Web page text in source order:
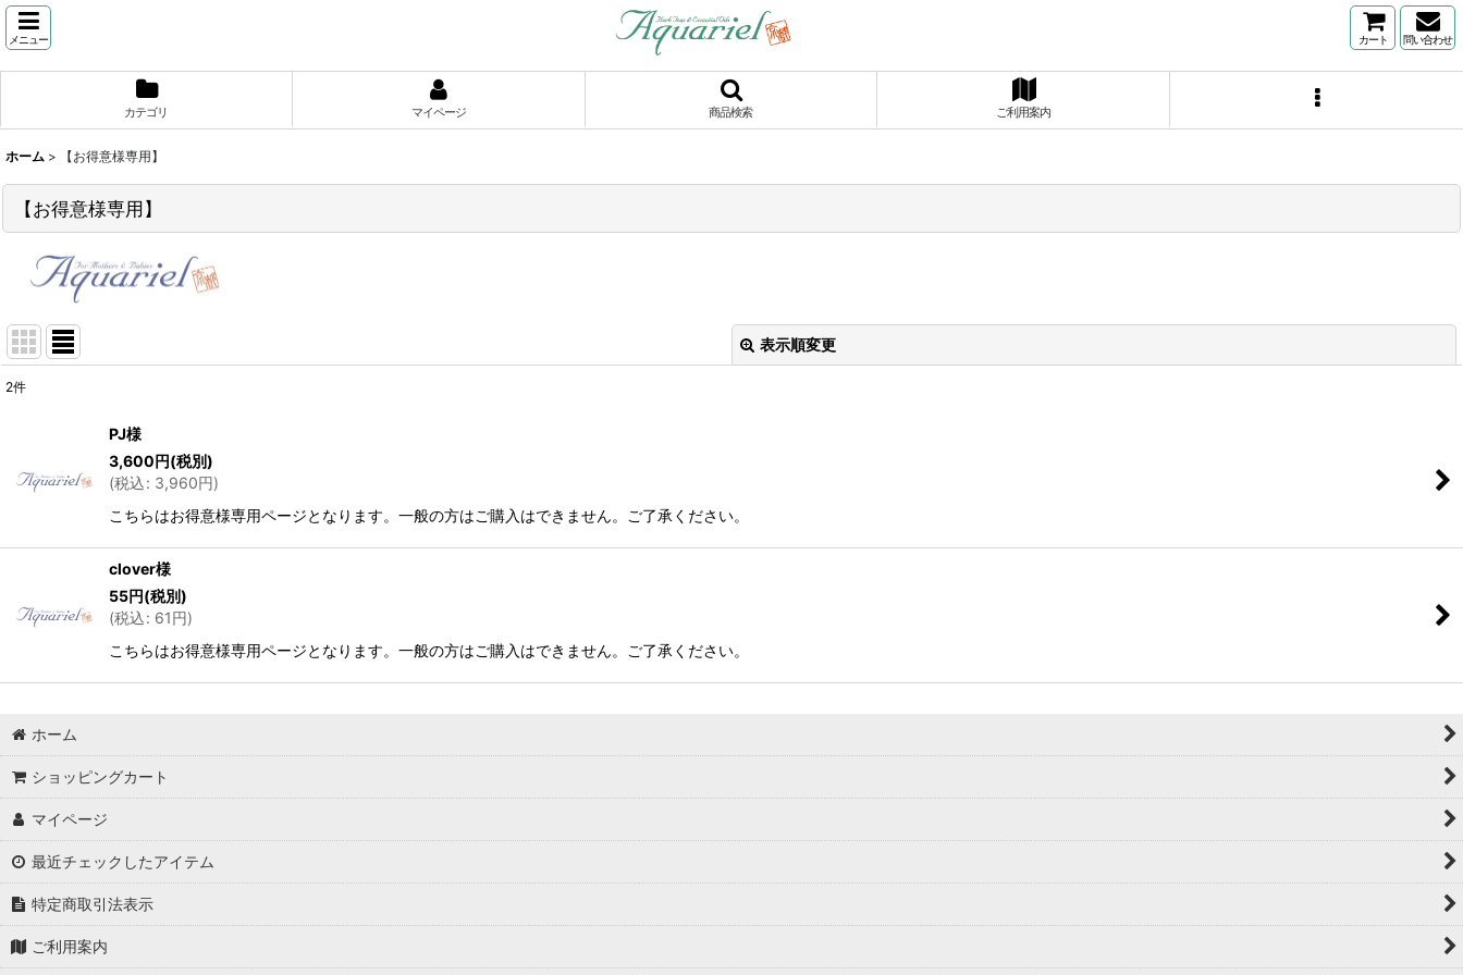
メニュー カート 問い合わせ
カテゴリ マイページ 商品検索 ご利用案内
ホーム > 【お得意様専用】
【お得意様専用】
表示順変更
絞り込む
2件
PJ様
3,600円(税別)
(税込: 3,960円)
こちらはお得意様専用ページとなります。一般の方はご購入はできません。ご了承ください。
clover様
55円(税別)
(税込: 61円)
こちらはお得意様専用ページとなります。一般の方はご購入はできません。ご了承ください。
ホーム
ショッピングカート
マイページ
最近チェックしたアイテム
特定商取引法表示
ご利用案内